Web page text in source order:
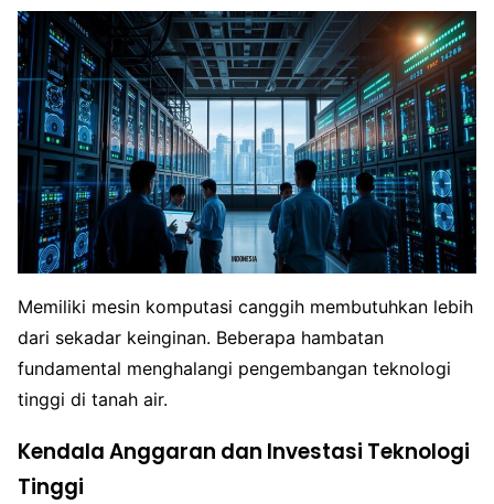
Memiliki mesin komputasi canggih membutuhkan lebih
dari sekadar keinginan. Beberapa hambatan
fundamental menghalangi pengembangan teknologi
tinggi di tanah air.
Kendala Anggaran dan Investasi Teknologi
Tinggi